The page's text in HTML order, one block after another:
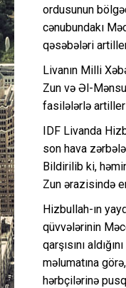
ordusunun
cənubundakı
qəsəbələri
Livanın Milli
Zun və Əl-
fasilələrlə
IDF Livanda
son hava
Bildirilib ki,
Zun ərazisində
Hizbullah-ın
qüvvələrinin
qarşısını
məlumatına
hərbçilərinə